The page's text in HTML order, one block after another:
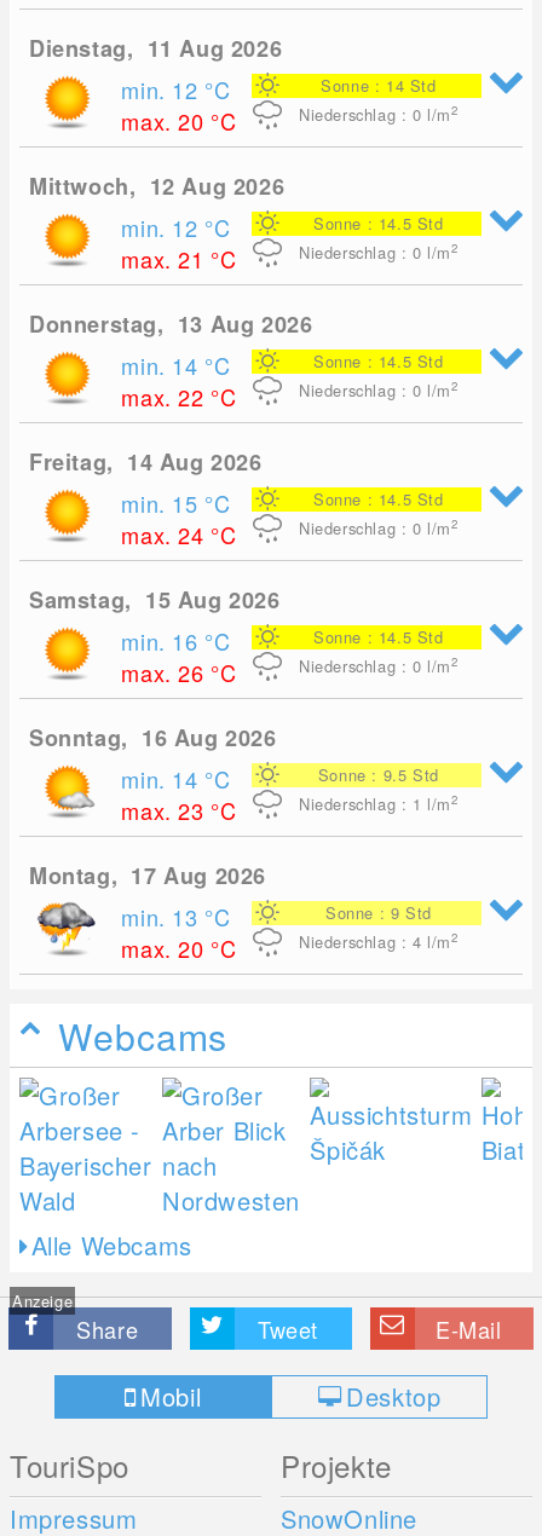
Dienstag, 11 Aug 2026
min. 12 °C
max. 20 °C
Sonne : 14 Std
Niederschlag : 0 l/m2
Mittwoch, 12 Aug 2026
min. 12 °C
max. 21 °C
Sonne : 14.5 Std
Niederschlag : 0 l/m2
Donnerstag, 13 Aug 2026
min. 14 °C
max. 22 °C
Sonne : 14.5 Std
Niederschlag : 0 l/m2
Freitag, 14 Aug 2026
min. 15 °C
max. 24 °C
Sonne : 14.5 Std
Niederschlag : 0 l/m2
Samstag, 15 Aug 2026
min. 16 °C
max. 26 °C
Sonne : 14.5 Std
Niederschlag : 0 l/m2
Sonntag, 16 Aug 2026
min. 14 °C
max. 23 °C
Sonne : 9.5 Std
Niederschlag : 1 l/m2
Montag, 17 Aug 2026
min. 13 °C
max. 20 °C
Sonne : 9 Std
Niederschlag : 4 l/m2
Webcams
Alle Webcams
Anzeige
Share Tweet E-Mail
Mobil Desktop
TouriSpo
Impressum
Projekte
SnowOnline